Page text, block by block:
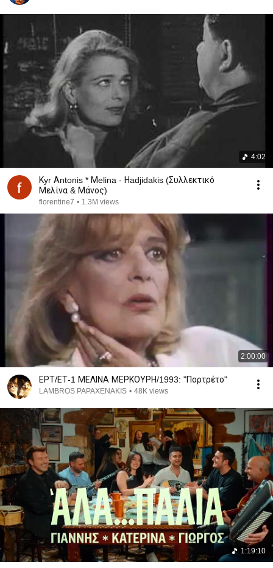
4:02
Κyr Αntonis * Μelina - Ηadjidakis (Συλλεκτικό
Μελίνα & Μάνος)
florentine7 • 1.3M views
2:00:00
ΕΡΤ/ΕΤ-1 ΜΕΛΙΝΑ ΜΕΡΚΟΥΡΗ/1993: "Πορτρέτο"
LAMBROS PAPAXENAKIS • 48K views
1:19:10